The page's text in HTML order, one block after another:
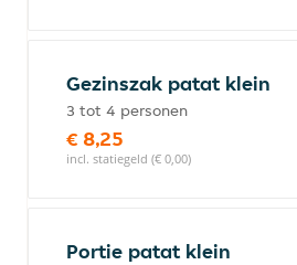
Gezinszak patat klein
3 tot 4 personen
€ 8,25
incl. statiegeld (€ 0,00)
Portie patat klein